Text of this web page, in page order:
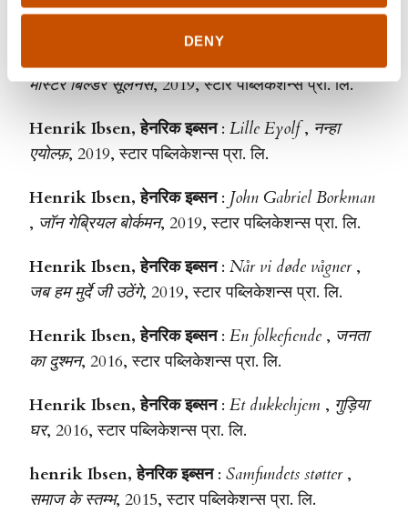
DENY
बत्तख़, 2019, स्टार पब्लिकेशन्स प्रा. लि.
मास्टर बिल्डर सूलनेस, 2019, स्टार पब्लिकेशन्स प्रा. लि.
Henrik Ibsen, हेनरिक इब्सन: Lille Eyolf, नन्हा
एयोल्फ़, 2019, स्टार पब्लिकेशन्स प्रा. लि.
Henrik Ibsen, हेनरिक इब्सन: John Gabriel Borkman
, जॉन गेब्रियल बोर्कमन, 2019, स्टार पब्लिकेशन्स प्रा. लि.
Henrik Ibsen, हेनरिक इब्सन: Når vi døde vågner ,
जब हम मुर्दे जी उठेंगे, 2019, स्टार पब्लिकेशन्स प्रा. लि.
Henrik Ibsen, हेनरिक इब्सन: En folkefiende , जनता
का दुश्मन, 2016, स्टार पब्लिकेशन्स प्रा. लि.
Henrik Ibsen, हेनरिक इब्सन: Et dukkehjem , गुड़िया
घर, 2016, स्टार पब्लिकेशन्स प्रा. लि.
henrik Ibsen, हेनरिक इब्सन: Samfundets støtter ,
समाज के स्तम्भ, 2015, स्टार पब्लिकेशन्स प्रा. लि.